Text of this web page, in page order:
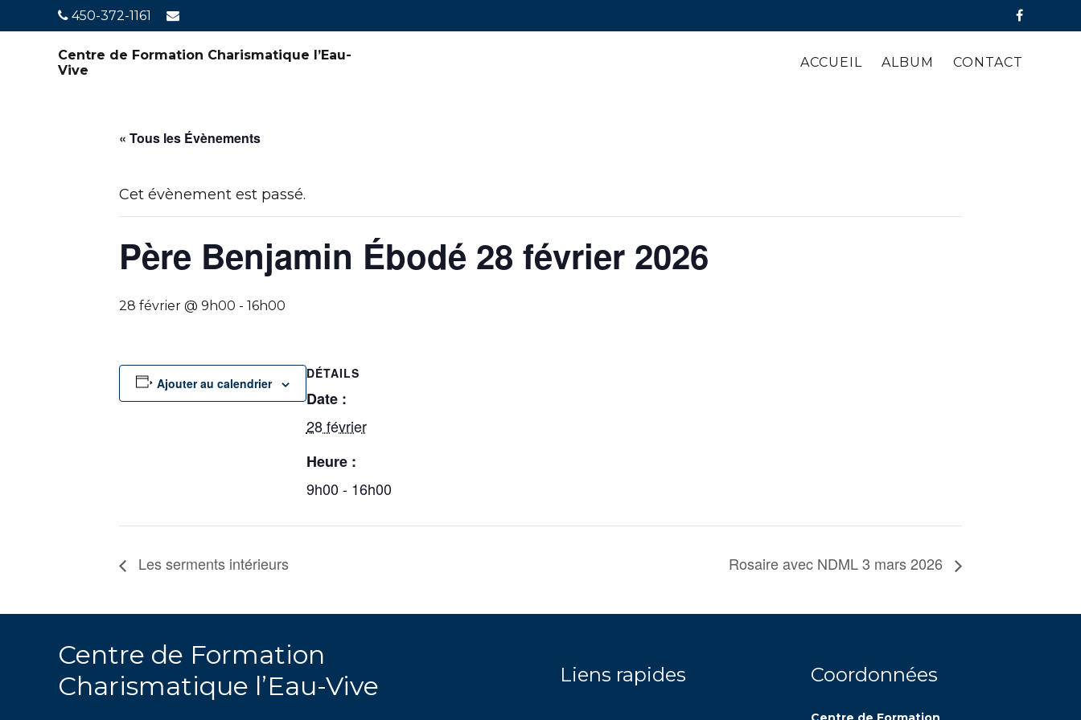
450-372-1161
Centre de Formation Charismatique l’Eau-
Vive
ACCUEIL ALBUM CONTACT
« Tous les Évènements
Cet évènement est passé.
Père Benjamin Ébodé 28 février 2026
28 février @ 9h00 - 16h00
Ajouter au calendrier
DÉTAILS
Date :
28 février
Heure :
9h00 - 16h00
Les serments intérieurs Rosaire avec NDML 3 mars 2026
Centre de Formation
Charismatique l’Eau-Vive
Liens rapides Coordonnées